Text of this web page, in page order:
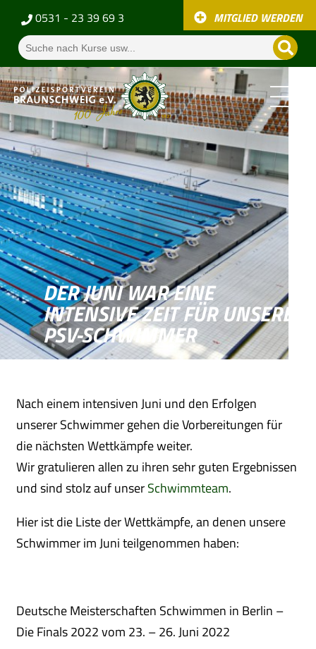
0531 - 23 39 69 3 MITGLIED WERDEN
DER JUNI WAR EINE
INTENSIVE ZEIT FÜR UNSERE
PSV-SCHWIMMER
Nach einem intensiven Juni und den Erfolgen
unserer Schwimmer gehen die Vorbereitungen für
die nächsten Wettkämpfe weiter.
Wir gratulieren allen zu ihren sehr guten Ergebnissen
und sind stolz auf unserSchwimmteam.
Hier ist die Liste der Wettkämpfe, an denen unsere
Schwimmer im Juni teilgenommen haben:
Deutsche Meisterschaften Schwimmen in Berlin –
Die Finals 2022 vom 23. – 26. Juni 2022